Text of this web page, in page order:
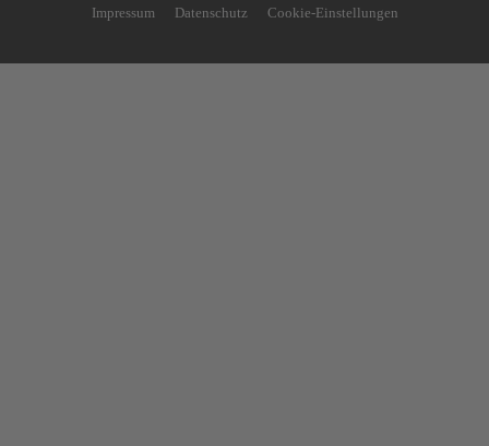
Impressum Datenschutz Cookie-Einstellungen